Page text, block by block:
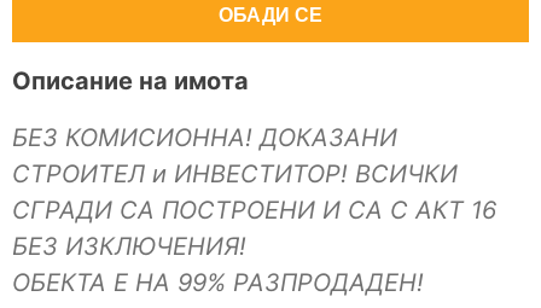
Описание на имота
БЕЗ КОМИСИОННА! ДОКАЗАНИ
СТРОИТЕЛ и ИНВЕСТИТОР! ВСИЧКИ
СГРАДИ СА ПОСТРОЕНИ И СА С АКТ 16
БЕЗ ИЗКЛЮЧЕНИЯ!
ОБЕКТА Е НА 99% РАЗПРОДАДЕН!
ОБАДИ СЕ